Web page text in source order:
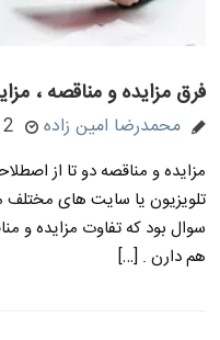
فرق مزایده و مناقصه ،
محمدرضا امین زاده 12
مزایده و مناقصه دو تا از
تلویزیون یا سایت های مختلف
سوال بود که تفاوت مزایده و
هم دارن . […]